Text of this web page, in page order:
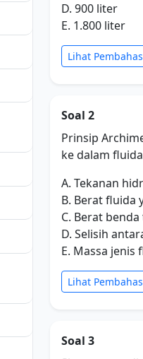
D. 900 liter
E. 1.800 liter
Lihat
Soal 2
Prinsip
ke dalam
A. Tekanan
B. Berat fluida
C. Berat
D. Selisih
E. Massa jenis
Lihat
Soal 3